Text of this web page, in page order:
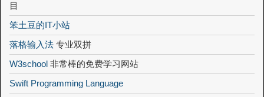
目
笨土豆的IT小站
落格输入法 专业双拼
W3school 非常棒的免费学习网站
Swift Programming Language